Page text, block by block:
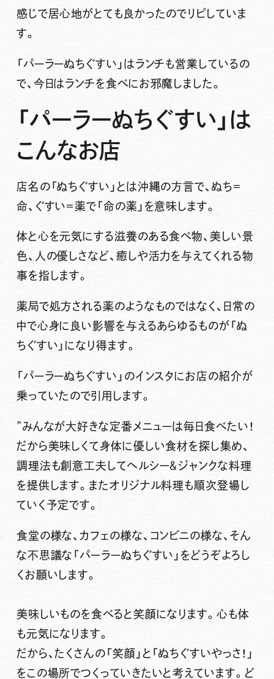
感じで居心地がとても良かったのでリピしていま
す。
「パーラーぬちぐすい」はランチも営業しているの
で、今日はランチを食べにお邪魔しました。
「パーラーぬちぐすい」は
こんなお店
店名の「ぬちぐすい」とは沖縄の方言で、ぬち＝
命、ぐすい＝薬で 「命の薬」 を意味します。
体と心を元気にする滋養のある食べ物、美しい景
色、人の優しさなど、癒しや活力を与えてくれる物
事を指します。
薬局で処方される薬のようなものではなく、日常の
中で心身に良い影響を与えるあらゆるものが「ぬ
ちぐすい」になり得ます。
「パーラーぬちぐすい」のインスタにお店の紹介が
乗っていたので引用します。
”みんなが大好きな定番メニューは毎日食べたい！
だから美味しくて身体に優しい食材を探し集め、
調理法も創意工夫してヘルシー＆ジャンクな料理
を提供します。またオリジナル料理も順次登場し
ていく予定です。
食堂の様な、カフェの様な、コンビニの様な、そん
な不思議な「パーラーぬちぐすい」をどうぞよろし
くお願いします。
美味しいものを食べると笑顔になります。心も体
も元気になります。
だから、たくさんの「笑顔」と「ぬちぐすいやっさ！」
をこの場所でつくっていきたいと考えています。ど